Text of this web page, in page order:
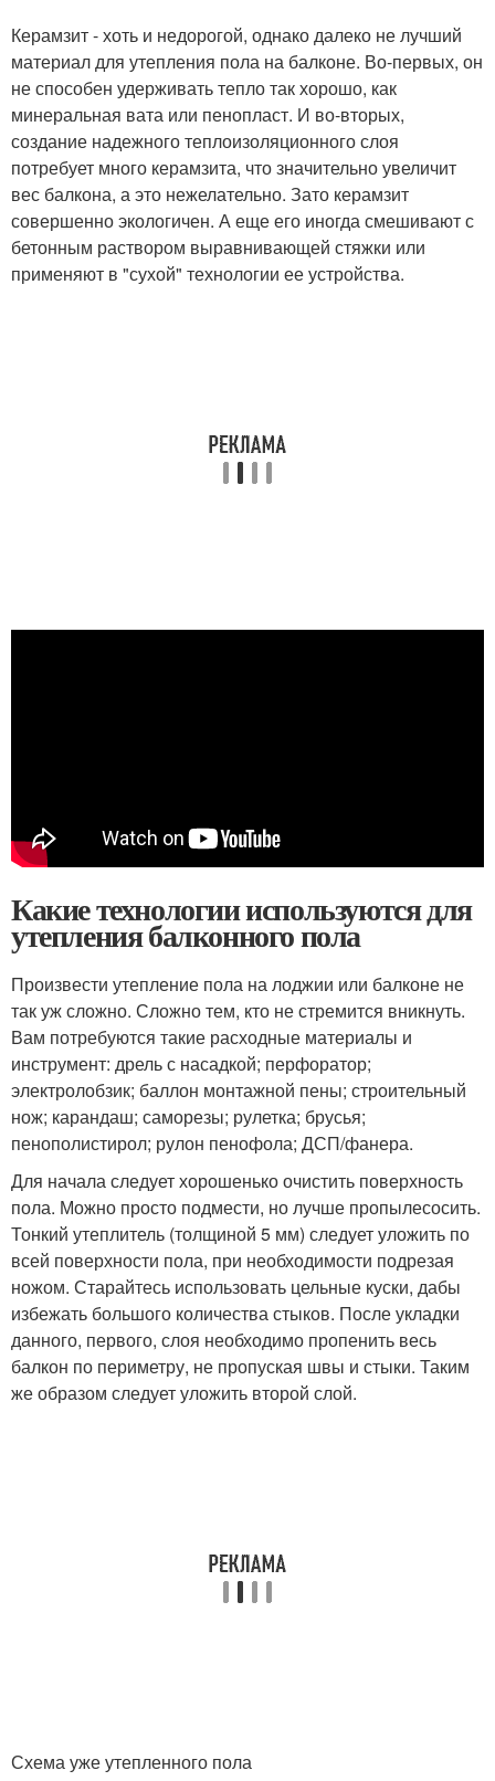
Керамзит - хоть и недорогой, однако далеко не лучший
материал для утепления пола на балконе. Во-первых, он
не способен удерживать тепло так хорошо, как
минеральная вата или пенопласт. И во-вторых,
создание надежного теплоизоляционного слоя
потребует много керамзита, что значительно увеличит
вес балкона, а это нежелательно. Зато керамзит
совершенно экологичен. А еще его иногда смешивают с
бетонным раствором выравнивающей стяжки или
применяют в "сухой" технологии ее устройства.
Какие технологии используются для
утепления балконного пола
Произвести утепление пола на лоджии или балконе не
так уж сложно. Сложно тем, кто не стремится вникнуть.
Вам потребуются такие расходные материалы и
инструмент: дрель с насадкой; перфоратор;
электролобзик; баллон монтажной пены; строительный
нож; карандаш; саморезы; рулетка; брусья;
пенополистирол; рулон пенофола; ДСП/фанера.
Для начала следует хорошенько очистить поверхность
пола. Можно просто подмести, но лучше пропылесосить.
Тонкий утеплитель (толщиной 5 мм) следует уложить по
всей поверхности пола, при необходимости подрезая
ножом. Старайтесь использовать цельные куски, дабы
избежать большого количества стыков. После укладки
данного, первого, слоя необходимо пропенить весь
балкон по периметру, не пропуская швы и стыки. Таким
же образом следует уложить второй слой.
Схема уже утепленного пола